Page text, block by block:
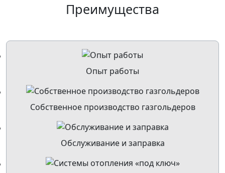
Преимущества
Опыт работы
Собственное производство газгольдеров
Обслуживание и заправка